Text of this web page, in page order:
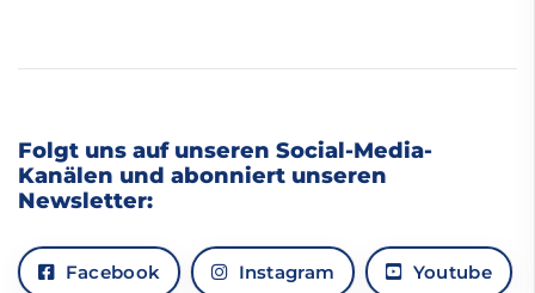
Folgt uns auf unseren Social-Media-
Kanälen und abonniert unseren
Newsletter:
Facebook Instagram Youtube